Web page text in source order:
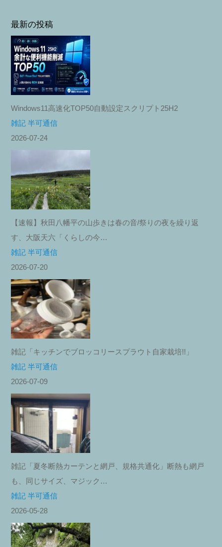
最新の投稿
Windows11高速化TOP50自動設定スクリプト25H2
雑記 半可通信
2026-07-24
【速報】秋田八幡平の山歩きは春の音/祭りの夜を繰り返
す、大阪天六「くらしの今…
雑記 半可通信
2026-07-20
雑記「キッチンでブロッコリースプラウト自家栽培!!」
雑記 半可通信
2026-07-09
雑記「夏冬断熱カーテンと網戸、規格共通化」断熱も網戸
も、同じサイズ、マジック…
雑記 半可通信
2026-05-28